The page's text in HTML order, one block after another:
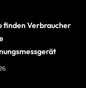
finden Verbraucher